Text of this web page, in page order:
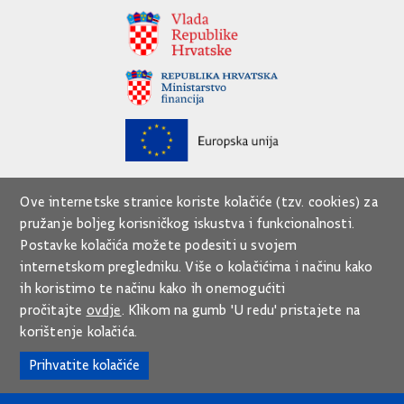
Ove internetske stranice koriste kolačiće (tzv. cookies) za
pružanje boljeg korisničkog iskustva i funkcionalnosti.
Postavke kolačića možete podesiti u svojem
internetskom pregledniku. Više o kolačićima i načinu kako
ih koristimo te načinu kako ih onemogućiti
pročitajte ovdje. Klikom na gumb 'U redu' pristajete na
korištenje kolačića.
Prihvatite kolačiće